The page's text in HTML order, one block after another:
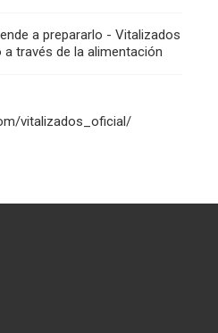
a prepararlo - Vitalizados
través de la alimentación
vitalizados_oficial/